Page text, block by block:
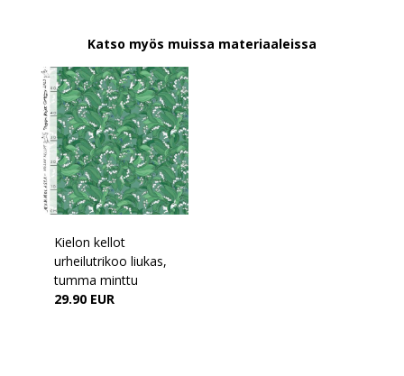
Katso myös muissa materiaaleissa
Kielon kellot
urheilutrikoo liukas,
tumma minttu
29.90 EUR